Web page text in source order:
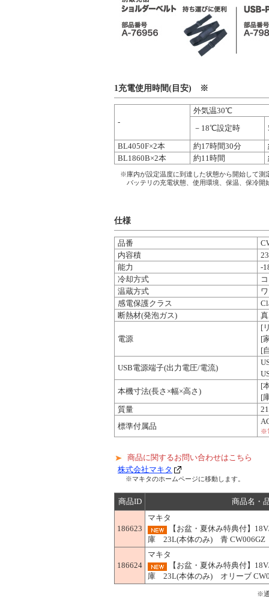
1充電使用時間(目安) ※
-
外気温30℃
－18℃設定時
BL4050F×2本
約17時間30分
BL1860B×2本
約11時間
※庫内が設定温度に到達した状態から開始して測
バッテリの充電状態、使用環境、保温、保冷開
仕様
品番
内容積
能力
-
冷却方式
温蔵方式
感電保護クラス
断熱材(発泡ガス)
電源
[
[
[
USB電源端子(出力電圧/電流)
本機寸法(長さ×幅×高さ)
[
[
質量
標準付属品
※
商品に関するお問い合わせはこちら
株式会社マキタ
※マキタのホームページに移動します。
商品ID 商品名・
186623
マキタ
【お盆・夏休み特典付】
庫 23L(本体のみ) 青 CW006GZ
186624
マキタ
【お盆・夏休み特典付】
庫 23L(本体のみ) オリーブ
※